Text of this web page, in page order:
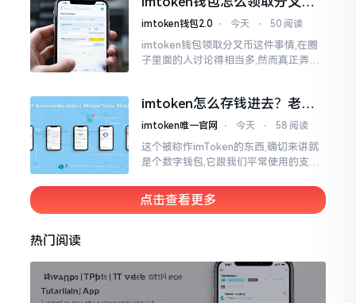
费高得主子心疼
币？老手教你避坑
imtoken钱包2.0 ⋅ 今天 ⋅ 50 阅读
imtoken钱包领取分叉币这件事情,在圈
子里面的人讨论得相当多,然而真正弄明
imtoken怎么存钱进去？老玩
家教你把钱转进钱包
imtoken唯一官网 ⋅ 今天 ⋅ 58 阅读
这个被称作imToken的东西,确切来讲就
是个数字钱包,它跟我们平常使用的支付
行“充值”。好多人在初次接触玩弄它的
时候都会陷入困惑
点击查看更多
热门阅读